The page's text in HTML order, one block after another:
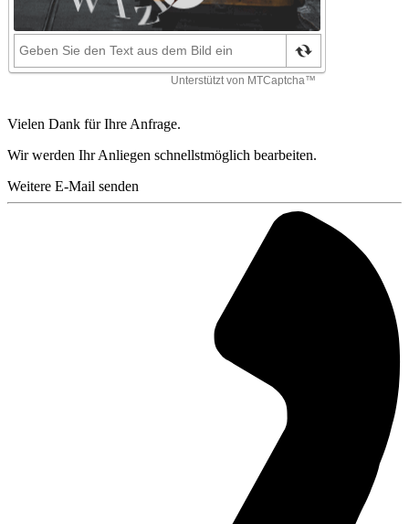
Vielen Dank für Ihre Anfrage.
Wir werden Ihr Anliegen schnellstmöglich bearbeiten.
Weitere E-Mail senden